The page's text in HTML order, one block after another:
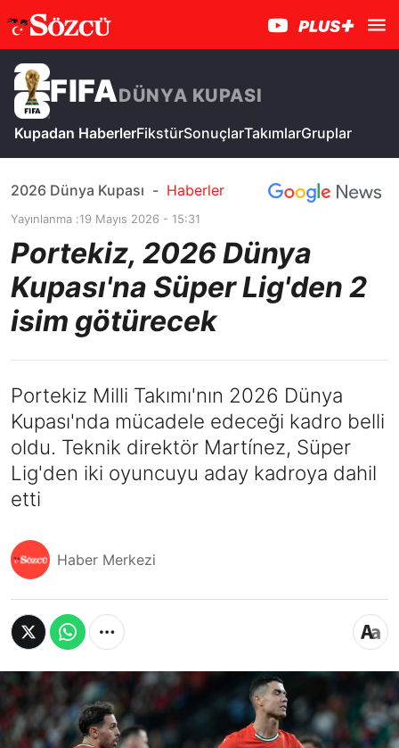
FIFADÜNYA KUPASI
Kupadan HaberlerFikstürSonuçlarTakımlarGruplar
2026 Dünya Kupası - Haberler
Yayınlanma :19 Mayıs 2026 - 15:31
Portekiz, 2026 Dünya
Kupası'na Süper Lig'den 2
isim götürecek
Portekiz Milli Takımı'nın 2026 Dünya
Kupası'nda mücadele edeceği kadro belli
oldu. Teknik direktör Martínez, Süper
Lig'den iki oyuncuyu aday kadroya dahil
etti
Haber Merkezi